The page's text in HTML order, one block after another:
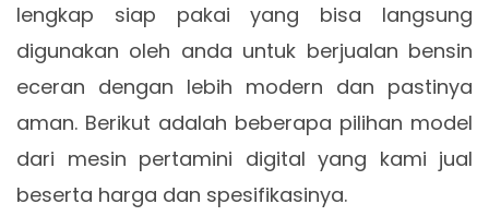
lengkap siap pakai yang bisa langsung
digunakan oleh anda untuk berjualan bensin
eceran dengan lebih modern dan pastinya
aman. Berikut adalah beberapa pilihan model
dari mesin pertamini digital yang kami jual
beserta harga dan spesifikasinya.